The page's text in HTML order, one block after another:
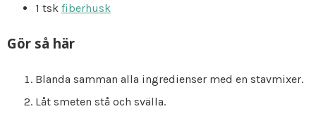
1 tsk fiberhusk
Gör så här
Blanda samman alla ingredienser med en stavmixer.
Låt smeten stå och svälla.